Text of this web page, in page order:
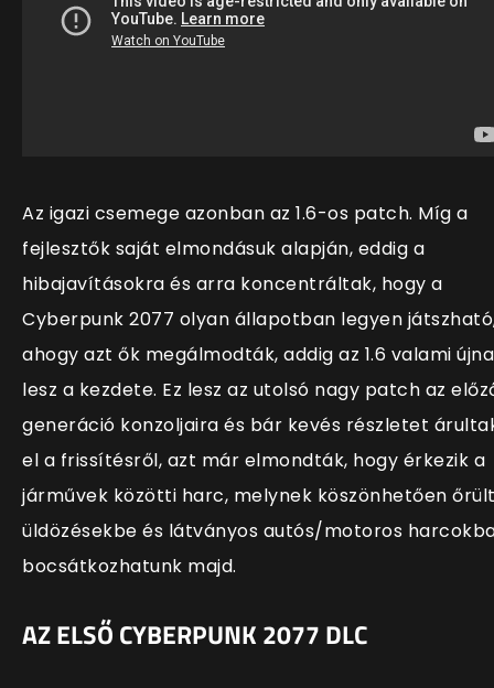
Az igazi csemege azonban az 1.6-os patch. Míg a
fejlesztők saját elmondásuk alapján, eddig a
hibajavításokra és arra koncentráltak, hogy a
Cyberpunk 2077 olyan állapotban legyen
ahogy azt ők megálmodták, addig az 1.6 valami
lesz a kezdete. Ez lesz az utolsó nagy patch az
generáció konzoljaira és bár kevés részletet
el a frissítésről, azt már elmondták, hogy érkezik a
járművek közötti harc, melynek köszönhetően
üldözésekbe és látványos autós/motoros
bocsátkozhatunk majd.
AZ ELSŐ CYBERPUNK 2077 DLC